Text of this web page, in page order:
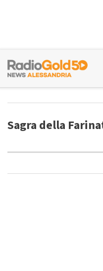
Sagra della